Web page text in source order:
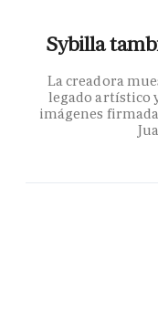
Sybilla
La creadora
legado artístico
imágenes